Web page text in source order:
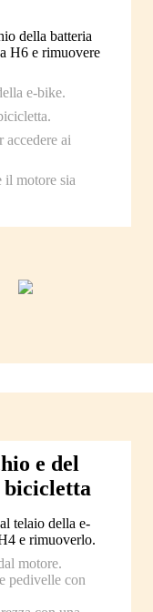
della batteria
H6 e rimuovere
e-bike.
accedere ai
il motore sia
e del
bicicletta
telaio della e-
e rimuoverlo.
motore.
pedivelle con